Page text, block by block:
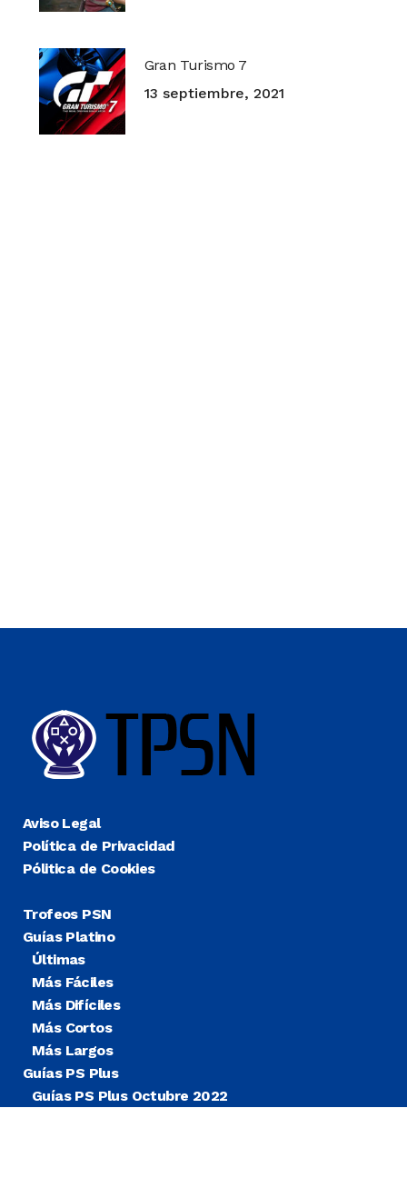
Gran Turismo 7
13 septiembre, 2021
Aviso Legal
Política de Privacidad
Pólitica de Cookies
Trofeos PSN
Guías Platino
Últimas
Más Fáciles
Más Difíciles
Más Cortos
Más Largos
Guías PS Plus
Guías PS Plus Octubre 2022